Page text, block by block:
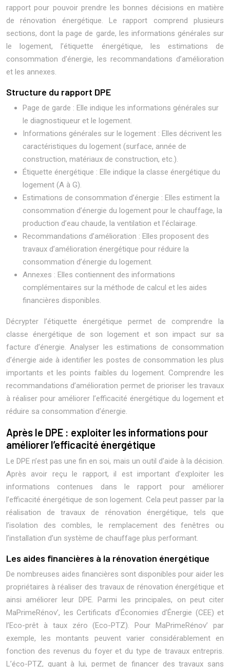
rapport pour pouvoir prendre les bonnes décisions en matière
de rénovation énergétique. Le rapport comprend plusieurs
sections, dont la page de garde, les informations générales sur
le logement, l’étiquette énergétique, les estimations de
consommation d’énergie, les recommandations d’amélioration
et les annexes.
Structure du rapport DPE
Page de garde : Elle indique les informations générales sur
le diagnostiqueur et le logement.
Informations générales sur le logement : Elles décrivent les
caractéristiques du logement (surface, année de
construction, matériaux de construction, etc.).
Étiquette énergétique : Elle indique la classe énergétique du
logement (A à G).
Estimations de consommation d’énergie : Elles estiment la
consommation d’énergie du logement pour le chauffage, la
production d’eau chaude, la ventilation et l’éclairage.
Recommandations d’amélioration : Elles proposent des
travaux d’amélioration énergétique pour réduire la
consommation d’énergie du logement.
Annexes : Elles contiennent des informations
complémentaires sur la méthode de calcul et les aides
financières disponibles.
Décrypter l’étiquette énergétique permet de comprendre la
classe énergétique de son logement et son impact sur sa
facture d’énergie. Analyser les estimations de consommation
d’énergie aide à identifier les postes de consommation les plus
importants et les points faibles du logement. Comprendre les
recommandations d’amélioration permet de prioriser les travaux
à réaliser pour améliorer l’efficacité énergétique du logement et
réduire sa consommation d’énergie.
Après le DPE : exploiter les informations pour
améliorer l’efficacité énergétique
Le DPE n’est pas une fin en soi, mais un outil d’aide à la décision.
Après avoir reçu le rapport, il est important d’exploiter les
informations contenues dans le rapport pour améliorer
l’efficacité énergétique de son logement. Cela peut passer par la
réalisation de travaux de rénovation énergétique, tels que
l’isolation des combles, le remplacement des fenêtres ou
l’installation d’un système de chauffage plus performant.
Les aides financières à la rénovation énergétique
De nombreuses aides financières sont disponibles pour aider les
propriétaires à réaliser des travaux de rénovation énergétique et
ainsi améliorer leur DPE. Parmi les principales, on peut citer
MaPrimeRénov’, les Certificats d’Économies d’Énergie (CEE) et
l’Eco-prêt à taux zéro (Eco-PTZ). Pour MaPrimeRénov’ par
exemple, les montants peuvent varier considérablement en
fonction des revenus du foyer et du type de travaux entrepris.
L’éco-PTZ, quant à lui, permet de financer des travaux sans